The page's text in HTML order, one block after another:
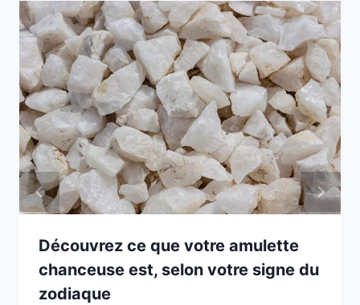
Découvrez ce que votre amulette
chanceuse est, selon votre signe du
zodiaque